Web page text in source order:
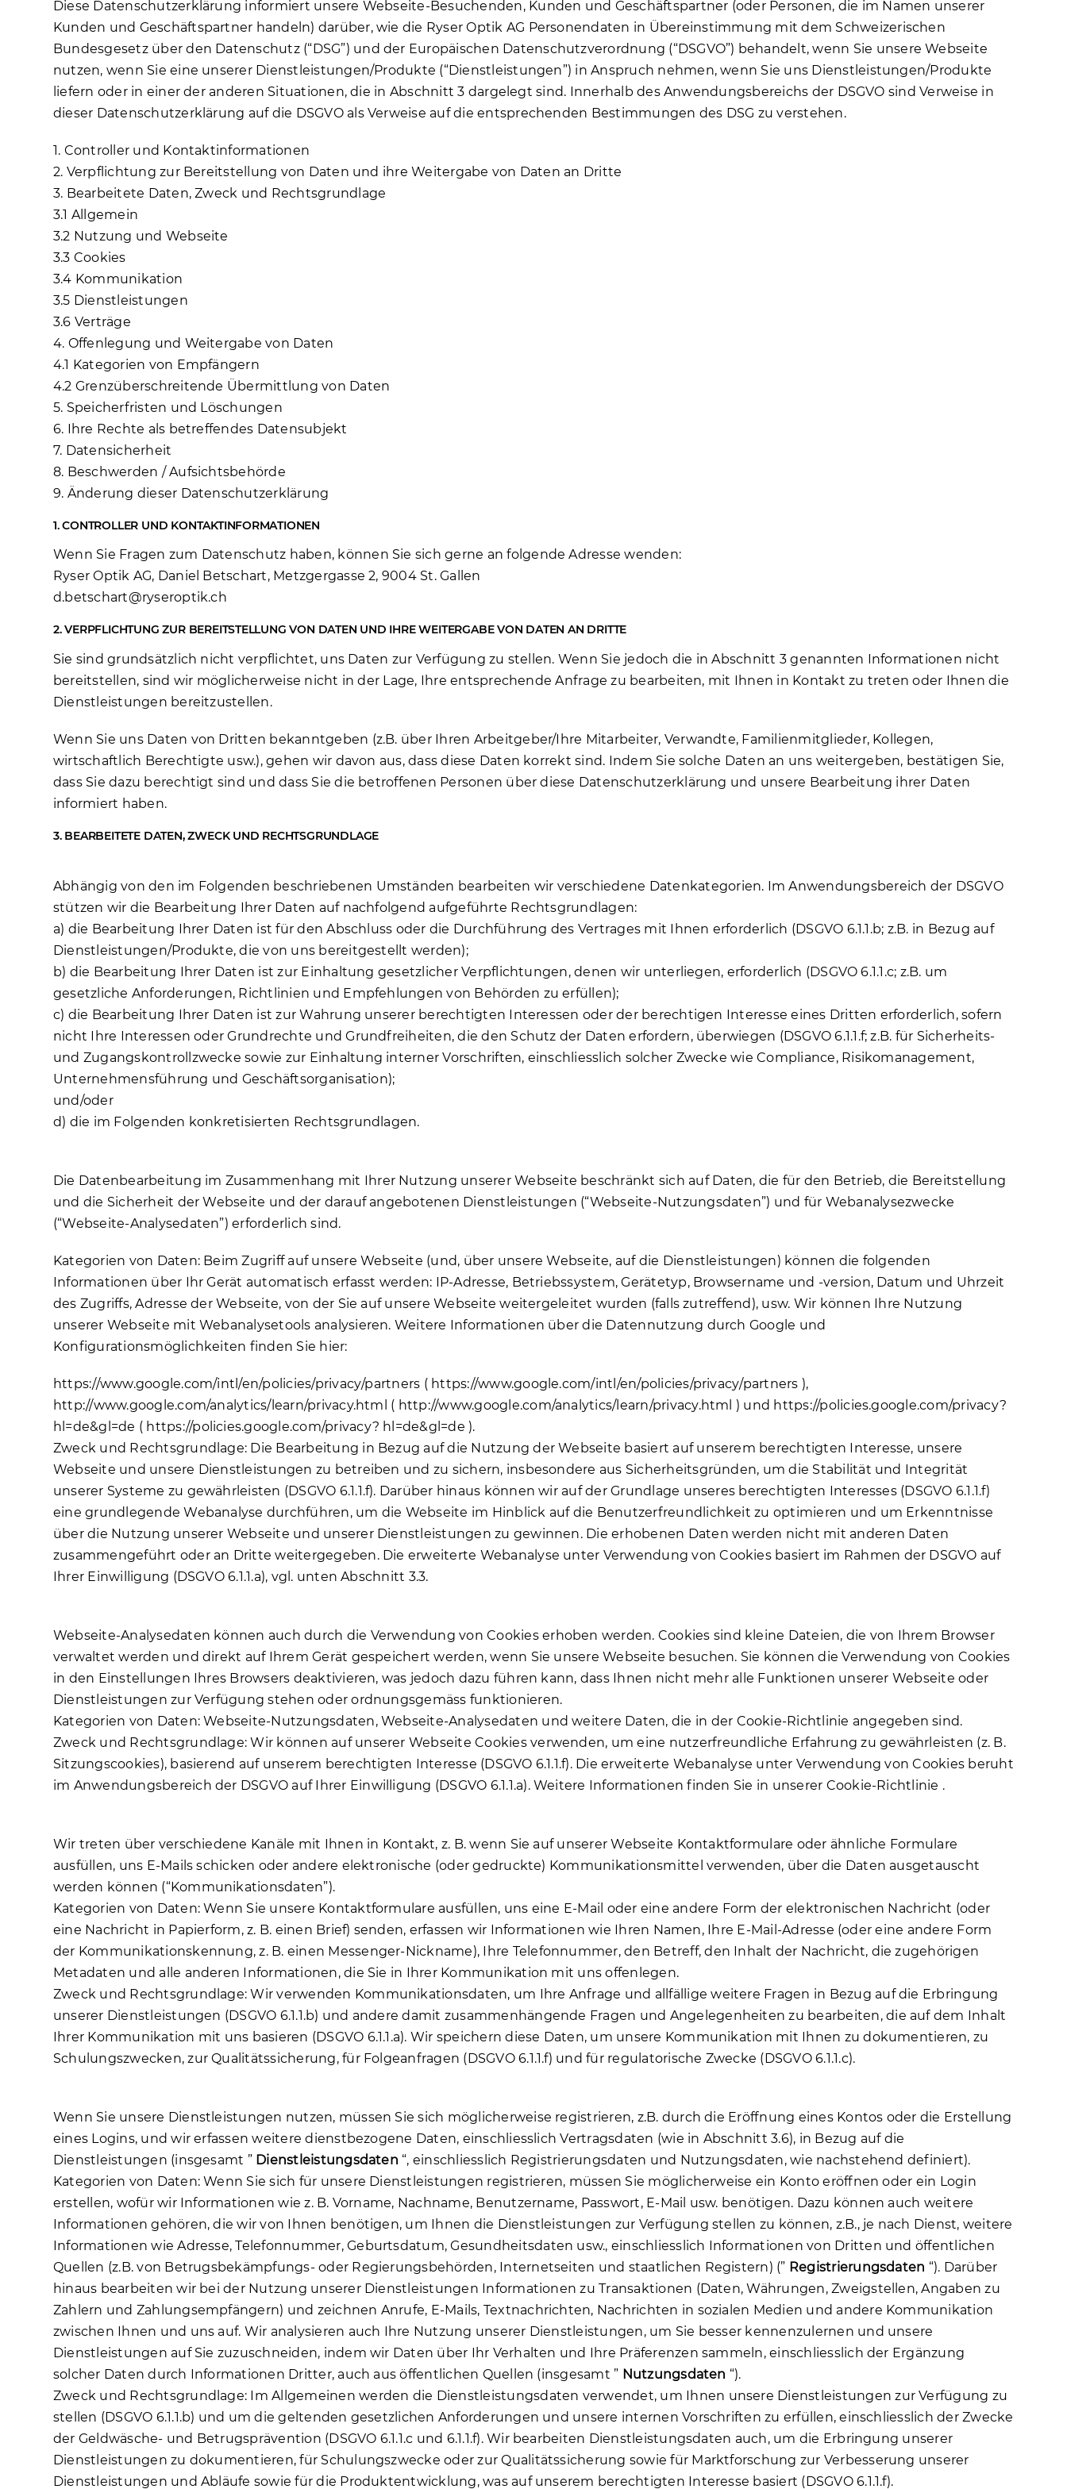
Diese Datenschutzerklärung informiert unsere Webseite-Besuchenden, Kunden und Geschäftspartner (oder Personen, die im Namen unserer
Kunden und Geschäftspartner handeln) darüber, wie die Ryser Optik AG Personendaten in Übereinstimmung mit dem Schweizerischen
Bundesgesetz über den Datenschutz (“DSG”) und der Europäischen Datenschutzverordnung (“DSGVO”) behandelt, wenn Sie unsere Webseite
nutzen, wenn Sie eine unserer Dienstleistungen/Produkte (“Dienstleistungen”) in Anspruch nehmen, wenn Sie uns Dienstleistungen/Produkte
liefern oder in einer der anderen Situationen, die in Abschnitt 3 dargelegt sind. Innerhalb des Anwendungsbereichs der DSGVO sind Verweise in
dieser Datenschutzerklärung auf die DSGVO als Verweise auf die entsprechenden Bestimmungen des DSG zu verstehen.
1. Controller und Kontaktinformationen
2. Verpflichtung zur Bereitstellung von Daten und ihre Weitergabe von Daten an Dritte
3. Bearbeitete Daten, Zweck und Rechtsgrundlage
3.1 Allgemein
3.2 Nutzung und Webseite
3.3 Cookies
3.4 Kommunikation
3.5 Dienstleistungen
3.6 Verträge
4. Offenlegung und Weitergabe von Daten
4.1 Kategorien von Empfängern
4.2 Grenzüberschreitende Übermittlung von Daten
5. Speicherfristen und Löschungen
6. Ihre Rechte als betreffendes Datensubjekt
7. Datensicherheit
8. Beschwerden / Aufsichtsbehörde
9. Änderung dieser Datenschutzerklärung
1. CONTROLLER UND KONTAKTINFORMATIONEN
Wenn Sie Fragen zum Datenschutz haben, können Sie sich gerne an folgende Adresse wenden:
Ryser Optik AG, Daniel Betschart, Metzgergasse 2, 9004 St. Gallen
d.betschart@ryseroptik.ch
2. VERPFLICHTUNG ZUR BEREITSTELLUNG VON DATEN UND IHRE WEITERGABE VON DATEN AN DRITTE
Sie sind grundsätzlich nicht verpflichtet, uns Daten zur Verfügung zu stellen. Wenn Sie jedoch die in Abschnitt 3 genannten Informationen nicht
bereitstellen, sind wir möglicherweise nicht in der Lage, Ihre entsprechende Anfrage zu bearbeiten, mit Ihnen in Kontakt zu treten oder Ihnen die
Dienstleistungen bereitzustellen.
Wenn Sie uns Daten von Dritten bekanntgeben (z.B. über Ihren Arbeitgeber/Ihre Mitarbeiter, Verwandte, Familienmitglieder, Kollegen,
wirtschaftlich Berechtigte usw.), gehen wir davon aus, dass diese Daten korrekt sind. Indem Sie solche Daten an uns weitergeben, bestätigen Sie,
dass Sie dazu berechtigt sind und dass Sie die betroffenen Personen über diese Datenschutzerklärung und unsere Bearbeitung ihrer Daten
informiert haben.
3. BEARBEITETE DATEN, ZWECK UND RECHTSGRUNDLAGE
Abhängig von den im Folgenden beschriebenen Umständen bearbeiten wir verschiedene Datenkategorien. Im Anwendungsbereich der DSGVO
stützen wir die Bearbeitung Ihrer Daten auf nachfolgend aufgeführte Rechtsgrundlagen:
a) die Bearbeitung Ihrer Daten ist für den Abschluss oder die Durchführung des Vertrages mit Ihnen erforderlich (DSGVO 6.1.1.b; z.B. in Bezug auf
Dienstleistungen/Produkte, die von uns bereitgestellt werden);
b) die Bearbeitung Ihrer Daten ist zur Einhaltung gesetzlicher Verpflichtungen, denen wir unterliegen, erforderlich (DSGVO 6.1.1.c; z.B. um
gesetzliche Anforderungen, Richtlinien und Empfehlungen von Behörden zu erfüllen);
c) die Bearbeitung Ihrer Daten ist zur Wahrung unserer berechtigten Interessen oder der berechtigen Interesse eines Dritten erforderlich, sofern
nicht Ihre Interessen oder Grundrechte und Grundfreiheiten, die den Schutz der Daten erfordern, überwiegen (DSGVO 6.1.1.f; z.B. für Sicherheits-
und Zugangskontrollzwecke sowie zur Einhaltung interner Vorschriften, einschliesslich solcher Zwecke wie Compliance, Risikomanagement,
Unternehmensführung und Geschäftsorganisation);
und/oder
d) die im Folgenden konkretisierten Rechtsgrundlagen.
Die Datenbearbeitung im Zusammenhang mit Ihrer Nutzung unserer Webseite beschränkt sich auf Daten, die für den Betrieb, die Bereitstellung
und die Sicherheit der Webseite und der darauf angebotenen Dienstleistungen (“Webseite-Nutzungsdaten”) und für Webanalysezwecke
(“Webseite-Analysedaten”) erforderlich sind.
Kategorien von Daten: Beim Zugriff auf unsere Webseite (und, über unsere Webseite, auf die Dienstleistungen) können die folgenden
Informationen über Ihr Gerät automatisch erfasst werden: IP-Adresse, Betriebssystem, Gerätetyp, Browsername und -version, Datum und Uhrzeit
des Zugriffs, Adresse der Webseite, von der Sie auf unsere Webseite weitergeleitet wurden (falls zutreffend), usw. Wir können Ihre Nutzung
unserer Webseite mit Webanalysetools analysieren. Weitere Informationen über die Datennutzung durch Google und
Konfigurationsmöglichkeiten finden Sie hier:
https://www.google.com/intl/en/policies/privacy/partners ( https://www.google.com/intl/en/policies/privacy/partners ),
http://www.google.com/analytics/learn/privacy.html ( http://www.google.com/analytics/learn/privacy.html ) und https://policies.google.com/privacy?
hl=de&gl=de ( https://policies.google.com/privacy? hl=de&gl=de ).
Zweck und Rechtsgrundlage: Die Bearbeitung in Bezug auf die Nutzung der Webseite basiert auf unserem berechtigten Interesse, unsere
Webseite und unsere Dienstleistungen zu betreiben und zu sichern, insbesondere aus Sicherheitsgründen, um die Stabilität und Integrität
unserer Systeme zu gewährleisten (DSGVO 6.1.1.f). Darüber hinaus können wir auf der Grundlage unseres berechtigten Interesses (DSGVO 6.1.1.f)
eine grundlegende Webanalyse durchführen, um die Webseite im Hinblick auf die Benutzerfreundlichkeit zu optimieren und um Erkenntnisse
über die Nutzung unserer Webseite und unserer Dienstleistungen zu gewinnen. Die erhobenen Daten werden nicht mit anderen Daten
zusammengeführt oder an Dritte weitergegeben. Die erweiterte Webanalyse unter Verwendung von Cookies basiert im Rahmen der DSGVO auf
Ihrer Einwilligung (DSGVO 6.1.1.a), vgl. unten Abschnitt 3.3.
Webseite-Analysedaten können auch durch die Verwendung von Cookies erhoben werden. Cookies sind kleine Dateien, die von Ihrem Browser
verwaltet werden und direkt auf Ihrem Gerät gespeichert werden, wenn Sie unsere Webseite besuchen. Sie können die Verwendung von Cookies
in den Einstellungen Ihres Browsers deaktivieren, was jedoch dazu führen kann, dass Ihnen nicht mehr alle Funktionen unserer Webseite oder
Dienstleistungen zur Verfügung stehen oder ordnungsgemäss funktionieren.
Kategorien von Daten: Webseite-Nutzungsdaten, Webseite-Analysedaten und weitere Daten, die in der Cookie-Richtlinie angegeben sind.
Zweck und Rechtsgrundlage: Wir können auf unserer Webseite Cookies verwenden, um eine nutzerfreundliche Erfahrung zu gewährleisten (z. B.
Sitzungscookies), basierend auf unserem berechtigten Interesse (DSGVO 6.1.1.f). Die erweiterte Webanalyse unter Verwendung von Cookies beruht
im Anwendungsbereich der DSGVO auf Ihrer Einwilligung (DSGVO 6.1.1.a). Weitere Informationen finden Sie in unserer Cookie-Richtlinie .
Wir treten über verschiedene Kanäle mit Ihnen in Kontakt, z. B. wenn Sie auf unserer Webseite Kontaktformulare oder ähnliche Formulare
ausfüllen, uns E-Mails schicken oder andere elektronische (oder gedruckte) Kommunikationsmittel verwenden, über die Daten ausgetauscht
werden können (“Kommunikationsdaten”).
Kategorien von Daten: Wenn Sie unsere Kontaktformulare ausfüllen, uns eine E-Mail oder eine andere Form der elektronischen Nachricht (oder
eine Nachricht in Papierform, z. B. einen Brief) senden, erfassen wir Informationen wie Ihren Namen, Ihre E-Mail-Adresse (oder eine andere Form
der Kommunikationskennung, z. B. einen Messenger-Nickname), Ihre Telefonnummer, den Betreff, den Inhalt der Nachricht, die zugehörigen
Metadaten und alle anderen Informationen, die Sie in Ihrer Kommunikation mit uns offenlegen.
Zweck und Rechtsgrundlage: Wir verwenden Kommunikationsdaten, um Ihre Anfrage und allfällige weitere Fragen in Bezug auf die Erbringung
unserer Dienstleistungen (DSGVO 6.1.1.b) und andere damit zusammenhängende Fragen und Angelegenheiten zu bearbeiten, die auf dem Inhalt
Ihrer Kommunikation mit uns basieren (DSGVO 6.1.1.a). Wir speichern diese Daten, um unsere Kommunikation mit Ihnen zu dokumentieren, zu
Schulungszwecken, zur Qualitätssicherung, für Folgeanfragen (DSGVO 6.1.1.f) und für regulatorische Zwecke (DSGVO 6.1.1.c).
Wenn Sie unsere Dienstleistungen nutzen, müssen Sie sich möglicherweise registrieren, z.B. durch die Eröffnung eines Kontos oder die Erstellung
eines Logins, und wir erfassen weitere dienstbezogene Daten, einschliesslich Vertragsdaten (wie in Abschnitt 3.6), in Bezug auf die
Dienstleistungen (insgesamt ” Dienstleistungsdaten “, einschliesslich Registrierungsdaten und Nutzungsdaten, wie nachstehend definiert).
Kategorien von Daten: Wenn Sie sich für unsere Dienstleistungen registrieren, müssen Sie möglicherweise ein Konto eröffnen oder ein Login
erstellen, wofür wir Informationen wie z. B. Vorname, Nachname, Benutzername, Passwort, E-Mail usw. benötigen. Dazu können auch weitere
Informationen gehören, die wir von Ihnen benötigen, um Ihnen die Dienstleistungen zur Verfügung stellen zu können, z.B., je nach Dienst, weitere
Informationen wie Adresse, Telefonnummer, Geburtsdatum, Gesundheitsdaten usw., einschliesslich Informationen von Dritten und öffentlichen
Quellen (z.B. von Betrugsbekämpfungs- oder Regierungsbehörden, Internetseiten und staatlichen Registern) (” Registrierungsdaten “). Darüber
hinaus bearbeiten wir bei der Nutzung unserer Dienstleistungen Informationen zu Transaktionen (Daten, Währungen, Zweigstellen, Angaben zu
Zahlern und Zahlungsempfängern) und zeichnen Anrufe, E-Mails, Textnachrichten, Nachrichten in sozialen Medien und andere Kommunikation
zwischen Ihnen und uns auf. Wir analysieren auch Ihre Nutzung unserer Dienstleistungen, um Sie besser kennenzulernen und unsere
Dienstleistungen auf Sie zuzuschneiden, indem wir Daten über Ihr Verhalten und Ihre Präferenzen sammeln, einschliesslich der Ergänzung
solcher Daten durch Informationen Dritter, auch aus öffentlichen Quellen (insgesamt ” Nutzungsdaten “).
Zweck und Rechtsgrundlage: Im Allgemeinen werden die Dienstleistungsdaten verwendet, um Ihnen unsere Dienstleistungen zur Verfügung zu
stellen (DSGVO 6.1.1.b) und um die geltenden gesetzlichen Anforderungen und unsere internen Vorschriften zu erfüllen, einschliesslich der Zwecke
der Geldwäsche- und Betrugsprävention (DSGVO 6.1.1.c und 6.1.1.f). Wir bearbeiten Dienstleistungsdaten auch, um die Erbringung unserer
Dienstleistungen zu dokumentieren, für Schulungszwecke oder zur Qualitätssicherung sowie für Marktforschung zur Verbesserung unserer
Dienstleistungen und Abläufe sowie für die Produktentwicklung, was auf unserem berechtigten Interesse basiert (DSGVO 6.1.1.f).